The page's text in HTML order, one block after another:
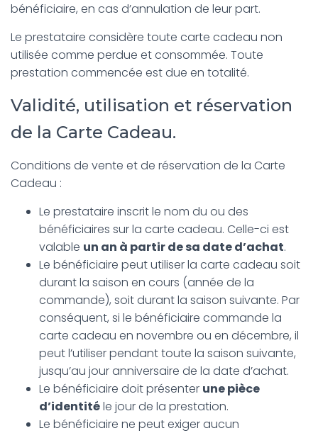
bénéficiaire, en cas d’annulation de leur part.
Le prestataire considère toute carte cadeau non
utilisée comme perdue et consommée. Toute
prestation commencée est due en totalité.
Validité, utilisation et réservation
de la Carte Cadeau.
Conditions de vente et de réservation de la Carte
Cadeau :
Le prestataire inscrit le nom du ou des
bénéficiaires sur la carte cadeau. Celle-ci est
valable un an à partir de sa date d’achat.
Le bénéficiaire peut utiliser la carte cadeau soit
durant la saison en cours (année de la
commande), soit durant la saison suivante. Par
conséquent, si le bénéficiaire commande la
carte cadeau en novembre ou en décembre, il
peut l’utiliser pendant toute la saison suivante,
jusqu’au jour anniversaire de la date d’achat.
Le bénéficiaire doit présenter une pièce
d’identitéle jour de la prestation.
Le bénéficiaire ne peut exiger aucun